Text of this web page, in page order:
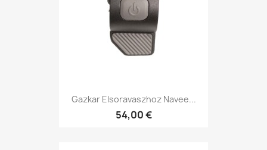
Gazkar Elsoravaszhoz Navee...
54,00 €